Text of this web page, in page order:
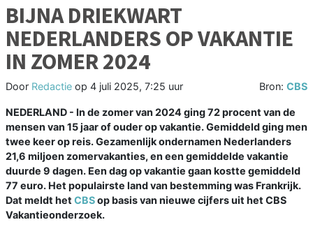
BIJNA DRIEKWART
NEDERLANDERS OP VAKANTIE
IN ZOMER 2024
Door Redactie op 4 juli 2025, 7:25 uur Bron: CBS
NEDERLAND - In de zomer van 2024 ging 72 procent van de
mensen van 15 jaar of ouder op vakantie. Gemiddeld ging men
twee keer op reis. Gezamenlijk ondernamen Nederlanders
21,6 miljoen zomervakanties, en een gemiddelde vakantie
duurde 9 dagen. Een dag op vakantie gaan kostte gemiddeld
77 euro. Het populairste land van bestemming was Frankrijk.
Dat meldt het CBSop basis van nieuwe cijfers uit het CBS
Vakantieonderzoek.